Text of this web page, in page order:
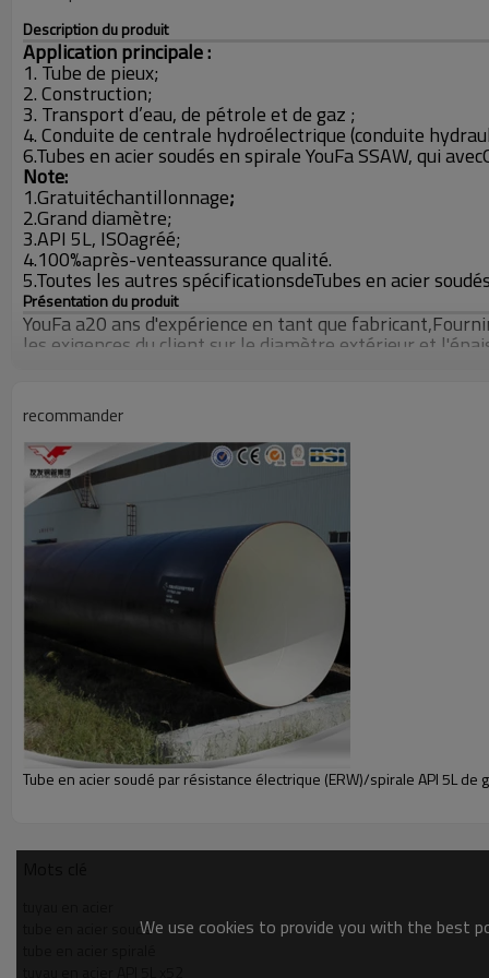
Description du produit
Application principale :
1. Tube de pieux;
2. Construction;
3. Transport d’eau, de pétrole et de gaz ;
4. Conduite de centrale hydroélectrique (conduite
6.Tubes en acier soudés en spirale YouFa SSAW, qui avec
Note:
1.Gratuitéchantillonnage;
2.Grand diamètre;
3.API 5L, ISOagréé;
4.100%après-venteassurance qualité.
5.Toutes les autres spécificationsdeTubes en acier
Présentation du produit
YouFa a20 ans d'expérience en tant que fabricant,
les exigences du client sur le diamètre extérieur et
Longueur
Standard
Finition du tuyau
extrémité du tuyau
recommander
Tube en acier soudé par résistance électrique (ERW)/spirale API 5L de
tube en acier soudéWe use cookies to provide you with the best